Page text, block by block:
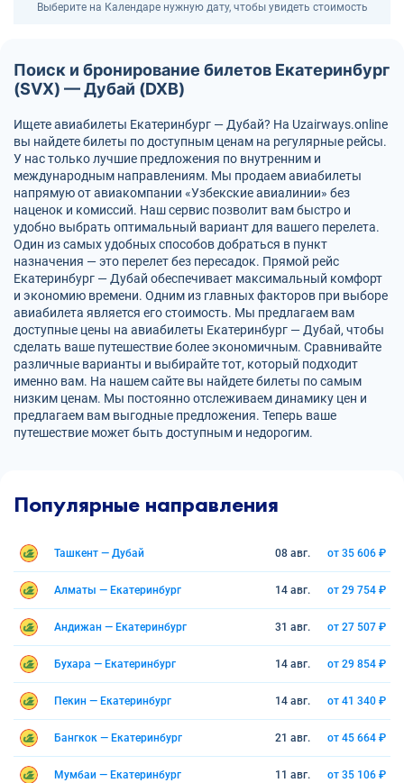
Выберите на Календаре нужную дату, чтобы увидеть стоимость
Поиск и бронирование билетов Екатеринбург
(SVX) — Дубай (DXB)
Ищете авиабилеты Екатеринбург — Дубай? На Uzairways.online
вы найдете билеты по доступным ценам на регулярные рейсы.
У нас только лучшие предложения по внутренним и
международным направлениям. Мы продаем авиабилеты
напрямую от авиакомпании «Узбекские авиалинии» без
наценок и комиссий. Наш сервис позволит вам быстро и
удобно выбрать оптимальный вариант для вашего перелета.
Один из самых удобных способов добраться в пункт
назначения — это перелет без пересадок. Прямой рейс
Екатеринбург — Дубай обеспечивает максимальный комфорт
и экономию времени. Одним из главных факторов при выборе
авиабилета является его стоимость. Мы предлагаем вам
доступные цены на авиабилеты Екатеринбург — Дубай, чтобы
сделать ваше путешествие более экономичным. Сравнивайте
различные варианты и выбирайте тот, который подходит
именно вам. На нашем сайте вы найдете билеты по самым
низким ценам. Мы постоянно отслеживаем динамику цен и
предлагаем вам выгодные предложения. Теперь ваше
путешествие может быть доступным и недорогим.
Популярные направления
Ташкент — Дубай 08 авг. от 35 606 ₽
Алматы — Екатеринбург 14 авг. от 29 754 ₽
Андижан — Екатеринбург 31 авг. от 27 507 ₽
Бухара — Екатеринбург 14 авг. от 29 854 ₽
Пекин — Екатеринбург 14 авг. от 41 340 ₽
Бангкок — Екатеринбург 21 авг. от 45 664 ₽
Мумбаи — Екатеринбург 11 авг. от 35 106 ₽